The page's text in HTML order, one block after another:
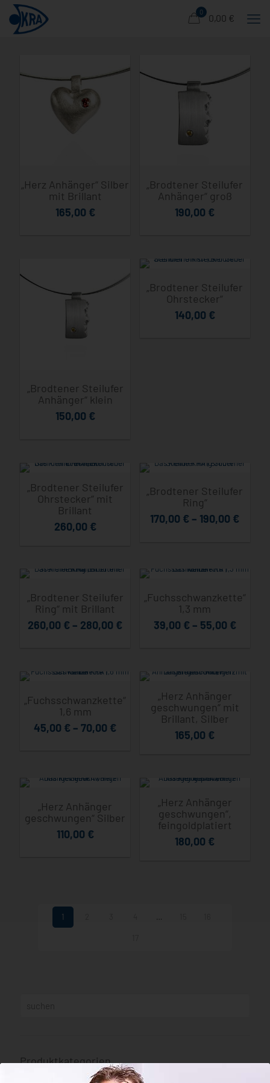
0
0,00 €
„Herz Anhänger“ Silber
mit Brillant
165,00 €
„Brodtener Steilufer
Anhänger“ groß
190,00 €
„Brodtener Steilufer
Anhänger“ klein
150,00 €
„Brodtener Steilufer
Ohrstecker“
140,00 €
„Brodtener Steilufer
Ohrstecker“ mit
Brillant
260,00 €
„Brodtener Steilufer
Ring“
170,00 € – 190,00 €
„Brodtener Steilufer
Ring“ mit Brillant
260,00 € – 280,00 €
„Fuchsschwanzkette“
1,3 mm
39,00 € – 55,00 €
„Fuchsschwanzkette“
1,6 mm
45,00 € –70,00 €
„Herz Anhänger
geschwungen“ mit
Brillant, Silber
165,00 €
„Herz Anhänger
geschwungen“ Silber
110,00 €
„Herz Anhänger
geschwungen“,
feingoldplatiert
180,00 €
1 …
Produktkategorien